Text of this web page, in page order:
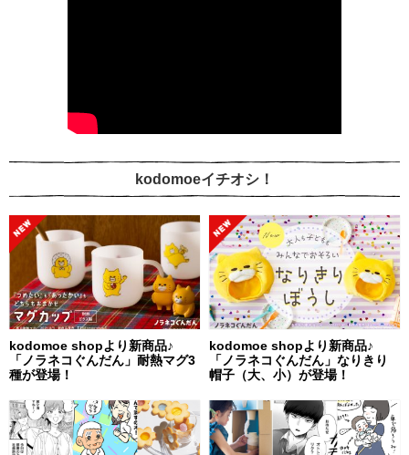
kodomoeイチオシ！
kodomoe shopより新商品♪
「ノラネコぐんだん」耐熱マグ3
種が登場！
kodomoe shopより新商品♪
「ノラネコぐんだん」なりきり
帽子（大、小）が登場！